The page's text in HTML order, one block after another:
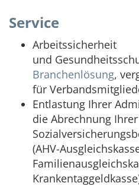
Service
Arbeitssicherheit
und
Branchenlösung,
für
Entlastung Ihrer
die Abrechnung Ihrer
(AHV-